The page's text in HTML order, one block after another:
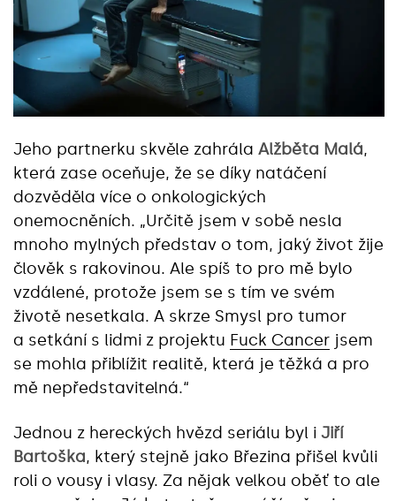
Jeho partnerku skvěle zahrála Alžběta Malá,
která zase oceňuje, že se díky natáčení
dozvěděla více o onkologických
onemocněních. „Určitě jsem v sobě nesla
mnoho mylných představ o tom, jaký život žije
člověk s rakovinou. Ale spíš to pro mě bylo
vzdálené, protože jsem se s tím ve svém
životě nesetkala. A skrze Smysl pro tumor
a setkání s lidmi z projektu Fuck Cancer jsem
se mohla přiblížit realitě, která je těžká a pro
mě nepředstavitelná.“
Jednou z hereckých hvězd seriálu byl i Jiří
Bartoška, který stejně jako Březina přišel kvůli
roli o vousy i vlasy. Za nějak velkou oběť to ale